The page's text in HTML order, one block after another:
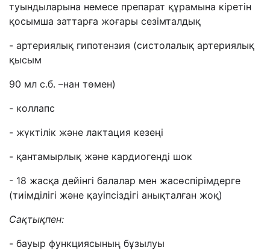
туындыларына немесе препарат құрамына кіретін
қосымша заттарға жоғары сезімталдық
- артериялық гипотензия (систолалық артериялық
қысым
90 мл с.б. –нан төмен)
- коллапс
- жүктілік және лактация кезеңі
- қантамырлық және кардиогенді шок
- 18 жасқа дейінгі балалар мен жасөспірімдерге
(тиімділігі және қауіпсіздігі анықталған жоқ)
Сақтықпен:
- бауыр функциясының бұзылуы